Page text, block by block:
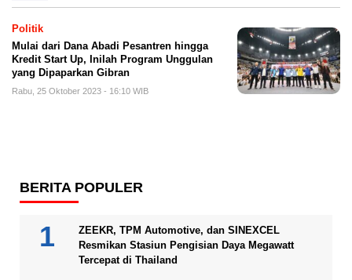
Politik
Mulai dari Dana Abadi Pesantren hingga
Kredit Start Up, Inilah Program Unggulan
yang Dipaparkan Gibran
Rabu, 25 Oktober 2023 - 16:10 WIB
BERITA POPULER
ZEEKR, TPM Automotive, dan SINEXCEL
Resmikan Stasiun Pengisian Daya Megawatt
Tercepat di Thailand